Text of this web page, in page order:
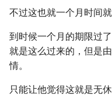
不过这也就一个月时间
到时候一个月的期限过
就是这么过来的，但是
情。
只能让他觉得这就是无